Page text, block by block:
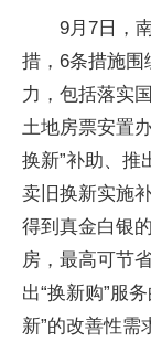
9月7日，
措，6条措施围
力，包括落实
土地房票安置
换新”补助、推
卖旧换新实施
得到真金白银
房，最高可节
出“换新购”服
新”的改善性需